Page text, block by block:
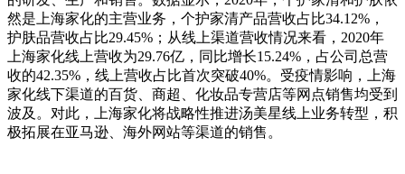
然是上海家化的主营业务，个护家清产品营收占比34.12%，
护肤品营收占比29.45%；从线上渠道营收情况来看，2020年
上海家化线上营收为29.76亿，同比增长15.24%，占公司总营
收的42.35%，线上营收占比首次突破40%。受疫情影响，上海
家化线下渠道的百货、商超、化妆品专营店等网点销售均受到
波及。对此，上海家化将战略性推进汤美星线上业务转型，积
极拓展在亚马逊、海外网站等渠道的销售。